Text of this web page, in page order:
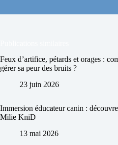
Feux d’artifice, pétards et orages :
gérer sa peur des bruits ?
23 juin 2026
Immersion éducateur canin :
Milie KniD
13 mai 2026